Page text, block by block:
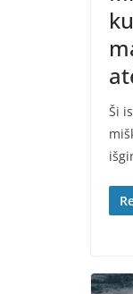
Ši